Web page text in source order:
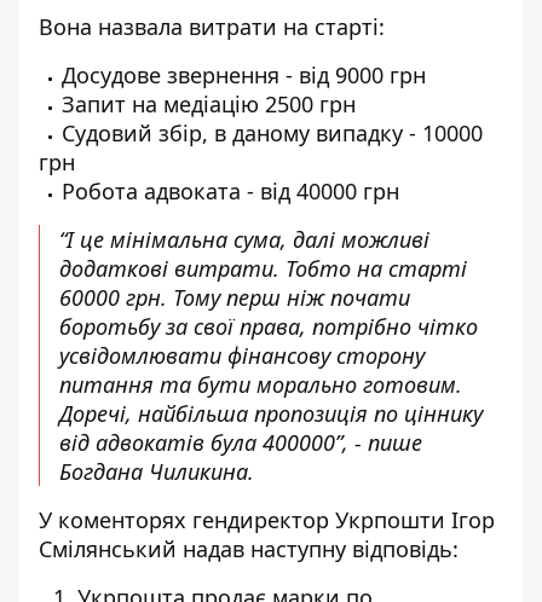
Вона назвала витрати на старті:
Досудове звернення - від 9000 грн
Запит на медіацію 2500 грн
Судовий збір, в даному випадку - 10000
грн
Робота адвоката - від 40000 грн
“І це мінімальна сума, далі можливі
додаткові витрати. Тобто на старті
60000 грн. Тому перш ніж почати
боротьбу за свої права, потрібно чітко
усвідомлювати фінансову сторону
питання та бути морально готовим.
Доречі, найбільша пропозиція по ціннику
від адвокатів була 400000”, - пише
Богдана Чиликина.
У коменторях гендиректор Укрпошти Ігор
Смілянський надав наступну відповідь: